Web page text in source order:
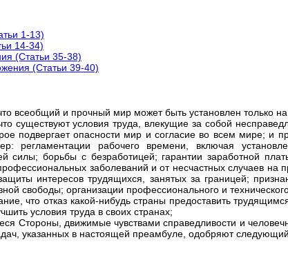
1-13)
14-34)
(Статьи 35-38)
(Статьи 39-40)
всеобщий и прочный мир может быть установлен только
существуют условия труда, влекущие за собой
подвергает опасности мир и согласие во всем мире; и
регламентации рабочего времени, включая
силы; борьбы с безработицей; гарантии заработной
заболеваний и от несчастных случаев на
интересов трудящихся, занятых за границей;
свободы; организации профессионального и
что отказ какой-нибудь страны предоставить
условия труда в своих странах;
Стороны, движимые чувствами справедливости и
указанных в настоящей преамбуле, одобряют